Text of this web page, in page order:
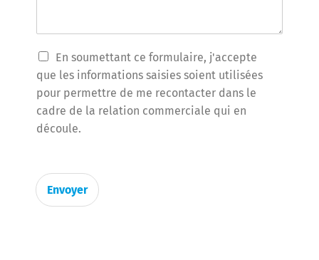
T
a
i
t
e
t
d
En soumettant ce formulaire, j'accepte
que les informations saisies soient utilisées
pour permettre de me recontacter dans le
cadre de la relation commerciale qui en
découle.
Envoyer